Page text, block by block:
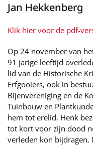
Jan Hekkenberg
Klik hier voor de pdf-
Op 24 november van
91 jarige leeftijd
lid van de Historische
Erfgooiers, ook in
Bijenvereniging en de
Tuinbouw en
hem tot erelid. Henk
tot kort voor zijn dood
verleden kon